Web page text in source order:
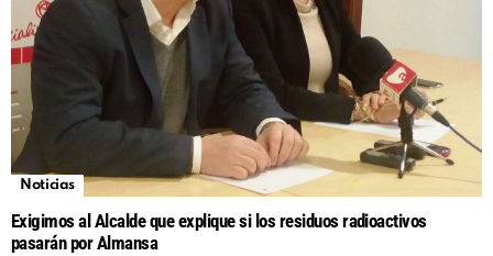
Noticias
Exigimos al Alcalde que explique si los residuos radioactivos
pasarán por Almansa